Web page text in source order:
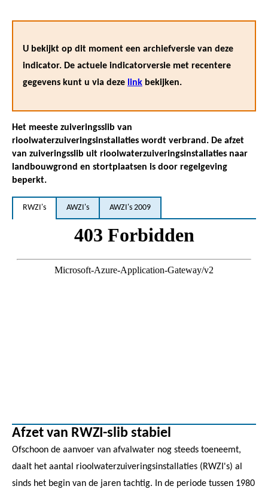
U bekijkt op dit moment een archiefversie van deze
indicator. De actuele indicatorversie met recentere
gegevens kunt u via deze link bekijken.
Het meeste zuiveringsslib van
rioolwaterzuiveringsinstallaties wordt verbrand. De afzet
van zuiveringsslib uit rioolwaterzuiveringsinstallaties naar
landbouwgrond en stortplaatsen is door regelgeving
beperkt.
RWZI's AWZI's AWZI's 2009
Afzet van RWZI-slib stabiel
Ofschoon de aanvoer van afvalwater nog steeds toeneemt,
daalt het aantal rioolwaterzuiveringsinstallaties (RWZI's) al
sinds het begin van de jaren tachtig. In de periode tussen 1980